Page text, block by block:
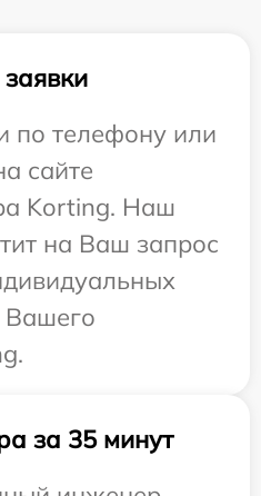
по телефону или
сайте
Korting. Наш
на Ваш запрос
Вашего
за 35 минут